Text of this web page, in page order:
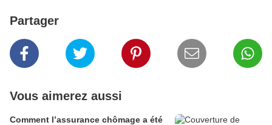
Partager
Vous aimerez aussi
Comment l’assurance chômage a été